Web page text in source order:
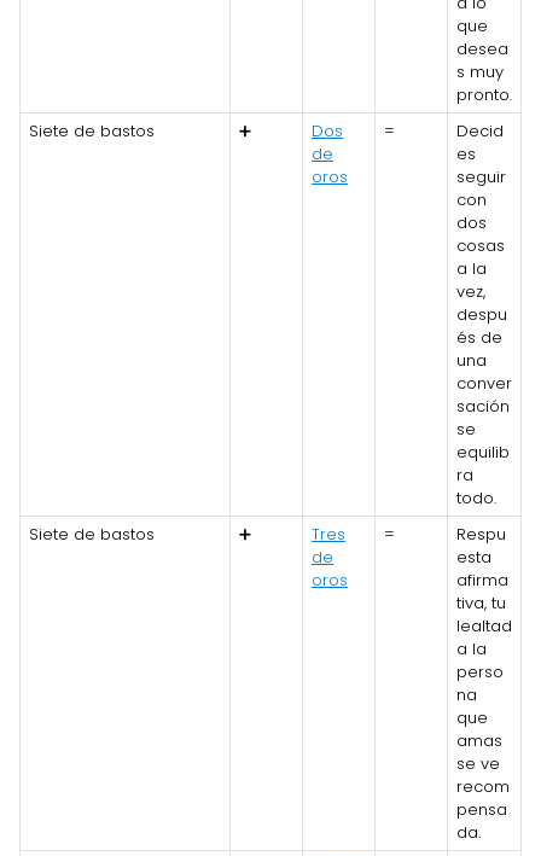
que
desea
s muy
pronto.
Siete de bastos
➕
Dos
de
oros
=
Decid
es
seguir
con
dos
cosas
a la
vez,
despu
és de
una
conver
sación
se
equilib
ra
todo.
Siete de bastos
➕
Tres
de
oros
=
Respu
esta
afirma
tiva, tu
lealtad
a la
perso
na
que
amas
se ve
recom
pensa
da.